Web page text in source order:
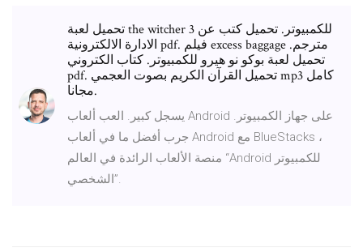
تحميل لعبة the witcher 3 للكمبيوتر. تحميل كتب عن
الادارة الالكترونية pdf. فيلم excess baggage مترجم.
تحميل لعبة بوكو نو هيرو للكمبيوتر. كتاب الكتروني
pdf. تحميل القرآن الكريم بصوت العجمي mp3 كامل
مجانا.
يسجل كبير. العب ألعاب Android على جهاز الكمبيوتر.
جرب أفضل ما في ألعاب Android مع BlueStacks ،
منصة الألعاب الرائدة في العالم “Android للكمبيوتر
الشخصي”.